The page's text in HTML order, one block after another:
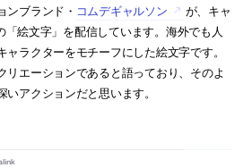
ンブランド・ コムデギャルソン
が、キャ
「絵文字」を配信しています。海外でも人
ラクターをモチーフにした絵文字です。
リエーションであると語っており、そのよ
アクションだと思います。